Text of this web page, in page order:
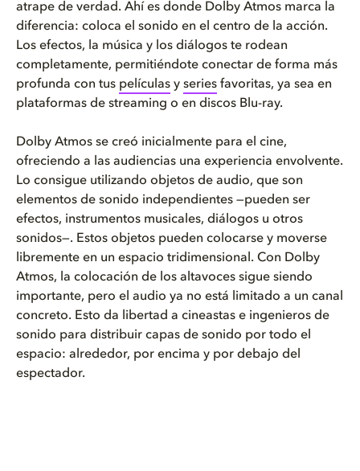
atrape de verdad. Ahí es donde Dolby Atmos marca la
diferencia: coloca el sonido en el centro de la acción.
Los efectos, la música y los diálogos te rodean
completamente, permitiéndote conectar de forma más
profunda con tus películas y series favoritas, ya sea en
plataformas de streaming o en discos Blu-ray.
Dolby Atmos se creó inicialmente para el cine,
ofreciendo a las audiencias una experiencia envolvente.
Lo consigue utilizando objetos de audio, que son
elementos de sonido independientes —pueden ser
efectos, instrumentos musicales, diálogos u otros
sonidos—. Estos objetos pueden colocarse y moverse
libremente en un espacio tridimensional. Con Dolby
Atmos, la colocación de los altavoces sigue siendo
importante, pero el audio ya no está limitado a un canal
concreto. Esto da libertad a cineastas e ingenieros de
sonido para distribuir capas de sonido por todo el
espacio: alrededor, por encima y por debajo del
espectador.